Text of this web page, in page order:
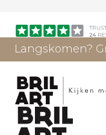
Langskomen?